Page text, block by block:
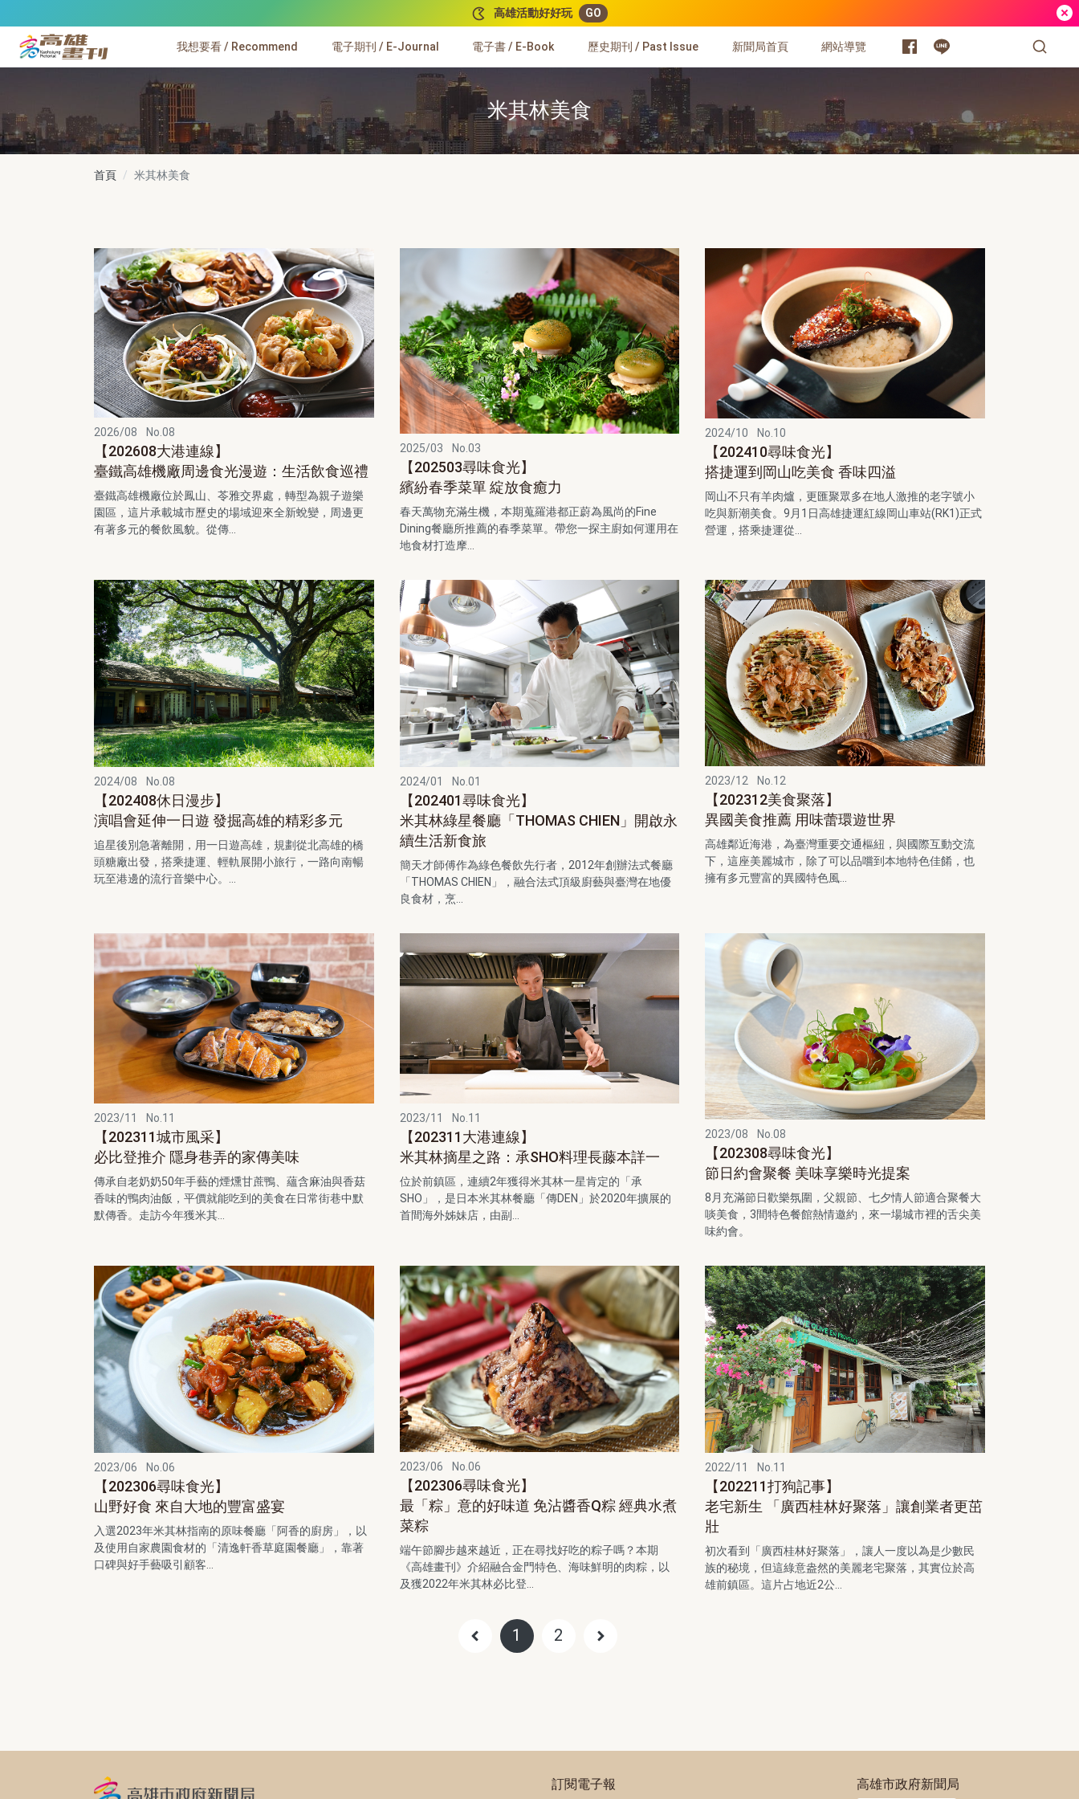
高雄活動好好玩 GO
高雄畫刊
我想要看 / Recommend 電子期刊 / E-Journal 電子書 / E-Book 歷史期刊 / Past Issue 新聞局首頁 網站導覽
米其林美食
首頁 米其林美食
2026/08 No.08
【202608大港連線】
臺鐵高雄機廠周邊食光漫遊：生活飲食巡禮
臺鐵高雄機廠位於鳳山、苓雅交界處，轉型為親子遊樂
園區，這片承載城市歷史的場域迎來全新蛻變，周邊更
有著多元的餐飲風貌。從傳...
2025/03 No.03
【202503尋味食光】
繽紛春季菜單 綻放食癒力
春天萬物充滿生機，本期蒐羅港都正蔚為風尚的Fine
Dining餐廳所推薦的春季菜單。帶您一探主廚如何運用在
地食材打造摩...
2024/10 No.10
【202410尋味食光】
搭捷運到岡山吃美食 香味四溢
岡山不只有羊肉爐，更匯聚眾多在地人激推的老字號小
吃與新潮美食。9月1日高雄捷運紅線岡山車站(RK1)正式
營運，搭乘捷運從...
2024/08 No.08
【202408休日漫步】
演唱會延伸一日遊 發掘高雄的精彩多元
追星後別急著離開，用一日遊高雄，規劃從北高雄的橋
頭糖廠出發，搭乘捷運、輕軌展開小旅行，一路向南暢
玩至港邊的流行音樂中心。...
2024/01 No.01
【202401尋味食光】
米其林綠星餐廳「THOMAS CHIEN」開啟永
續生活新食旅
簡天才師傅作為綠色餐飲先行者，2012年創辦法式餐廳
「THOMAS CHIEN」，融合法式頂級廚藝與臺灣在地優
良食材，烹...
2023/12 No.12
【202312美食聚落】
異國美食推薦 用味蕾環遊世界
高雄鄰近海港，為臺灣重要交通樞紐，與國際互動交流
下，這座美麗城市，除了可以品嚐到本地特色佳餚，也
擁有多元豐富的異國特色風...
2023/11 No.11
【202311城市風采】
必比登推介 隱身巷弄的家傳美味
傳承自老奶奶50年手藝的煙燻甘蔗鴨、蘊含麻油與香菇
香味的鴨肉油飯，平價就能吃到的美食在日常街巷中默
默傳香。走訪今年獲米其...
2023/11 No.11
【202311大港連線】
米其林摘星之路：承SHO料理長藤本詳一
位於前鎮區，連續2年獲得米其林一星肯定的「承
SHO」，是日本米其林餐廳「傳DEN」於2020年擴展的
首間海外姊妹店，由副...
2023/08 No.08
【202308尋味食光】
節日約會聚餐 美味享樂時光提案
8月充滿節日歡樂氛圍，父親節、七夕情人節適合聚餐大
啖美食，3間特色餐館熱情邀約，來一場城市裡的舌尖美
味約會。
2023/06 No.06
【202306尋味食光】
山野好食 來自大地的豐富盛宴
入選2023年米其林指南的原味餐廳「阿香的廚房」，以
及使用自家農園食材的「清逸軒香草庭園餐廳」，靠著
口碑與好手藝吸引顧客...
2023/06 No.06
【202306尋味食光】
最「粽」意的好味道 免沾醬香Q粽 經典水煮
菜粽
端午節腳步越來越近，正在尋找好吃的粽子嗎？本期
《高雄畫刊》介紹融合金門特色、海味鮮明的肉粽，以
及獲2022年米其林必比登...
2022/11 No.11
【202211打狗記事】
老宅新生 「廣西桂林好聚落」讓創業者更茁
壯
初次看到「廣西桂林好聚落」，讓人一度以為是少數民
族的秘境，但這綠意盎然的美麗老宅聚落，其實位於高
雄前鎮區。這片占地近2公...
1 2
訂閱電子報 高雄市政府新聞局